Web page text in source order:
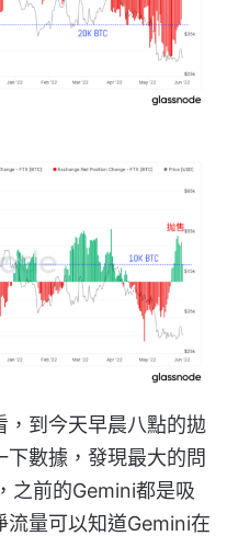
，到今天早晨八點的拋
數據，發現最大的問
之前的Gemini都是吸
流量可以知道Gemini在